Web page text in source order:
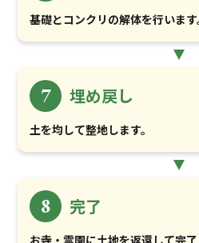
基礎とコンクリの解体を行います
7 埋め戻し
土を均して整地します。
8 完了